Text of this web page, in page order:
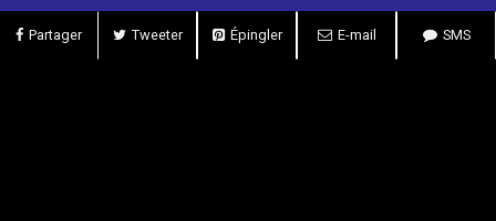
Partager Tweeter Épingler E-mail SMS